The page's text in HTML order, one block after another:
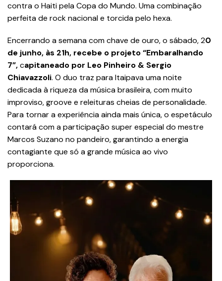
contra o Haiti pela Copa do Mundo. Uma combinação
perfeita de rock nacional e torcida pelo hexa.
Encerrando a semana com chave de ouro, o sábado, 20
de junho, às 21h, recebe o projeto “Embaralhando
7”,capitaneado por Leo Pinheiro & Sergio
Chiavazzoli. O duo traz para Itaipava uma noite
dedicada à riqueza da música brasileira, com muito
improviso, groove e releituras cheias de personalidade.
Para tornar a experiência ainda mais única, o espetáculo
contará com a participação super especial do mestre
Marcos Suzano no pandeiro, garantindo a energia
contagiante que só a grande música ao vivo
proporciona.